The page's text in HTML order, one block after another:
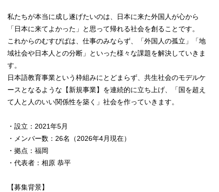
私たちが本当に成し遂げたいのは、日本に来た外国人が心から
「日本に来てよかった」と思って帰れる社会を創ることです。
これからのむすびばは、仕事のみならず、「外国人の孤立」「地
域社会や日本人との分断」といった様々な課題を解決していきま
す。
日本語教育事業という枠組みにとどまらず、共生社会のモデルケ
ースとなるような【新規事業】を連続的に立ち上げ、「国を超え
て人と人のいい関係性を築く」社会を作っていきます。
・設立：2021年5月
・メンバー数：26名（2026年4月現在）
・拠点：福岡
・代表者：相原 恭平
【募集背景】